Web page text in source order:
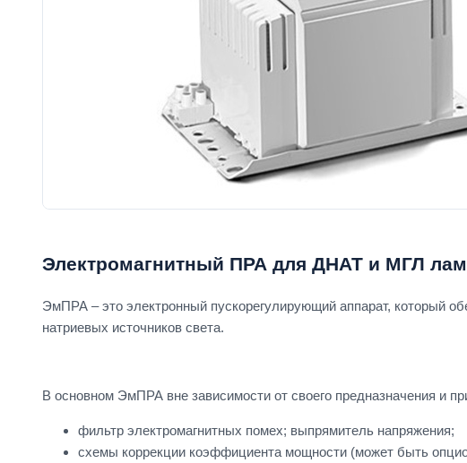
Электромагнитный ПРА для ДНАТ и МГЛ
ЭмПРА – это электронный пускорегулирующий аппарат, который
натриевых источников света.
В основном ЭмПРА вне зависимости от своего предназначения и
фильтр электромагнитных помех; выпрямитель напряжения;
схемы коррекции коэффициента мощности (может быть